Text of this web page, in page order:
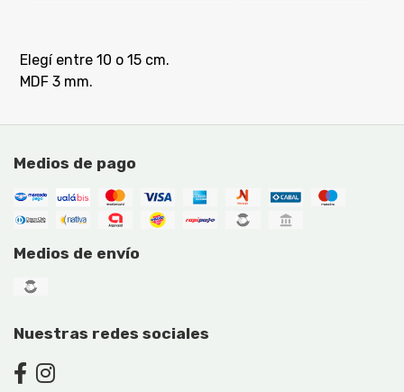
Elegí entre 10 o 15 cm.
MDF 3 mm.
Medios de pago
Medios de envío
Nuestras redes sociales